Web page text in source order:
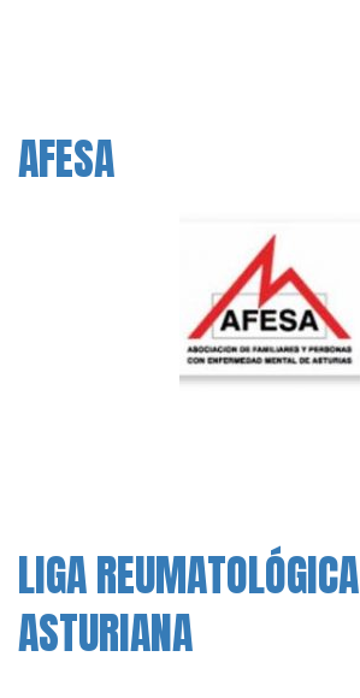
AFESA
LIGA REUMATOLÓGICA
ASTURIANA